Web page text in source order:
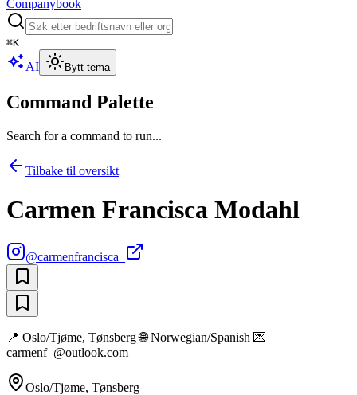
Companybook
⌘K
AI Bytt tema
Command Palette
Search for a command to run...
Tilbake til oversikt
Carmen Francisca Modahl
@carmenfrancisca_
📍 Oslo/Tjøme, Tønsberg 🌐 Norwegian/Spanish 💌
carmenf_@outlook.com
Oslo/Tjøme, Tønsberg